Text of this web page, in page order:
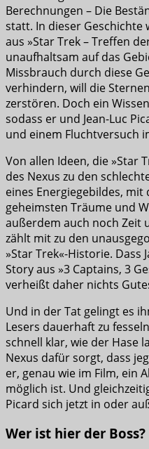
Berechnungen – Die
statt. In dieser Geschichte
aus »Star Trek – Treffen
unaufhaltsam auf das
Missbrauch durch diese
verhindern, will die
zerstören. Doch ein
sodass er und Jean-Luc
und einem Fluchtversuch
Von allen Ideen, die »Star
des Nexus zu den
eines Energiegebildes, mit
geheimsten Träume und
außerdem auch noch Zeit
zählt mit zu den
»Star Trek«-Historie. Dass
Story aus »3 Captains, 3
verheißt daher nichts
Und in der Tat gelingt es
Lesers dauerhaft zu
schnell klar, wie der Hase
Nexus dafür sorgt, dass
er, genau wie im Film, ein
möglich ist. Und
Picard sich jetzt in oder
Wer ist hier der Boss?